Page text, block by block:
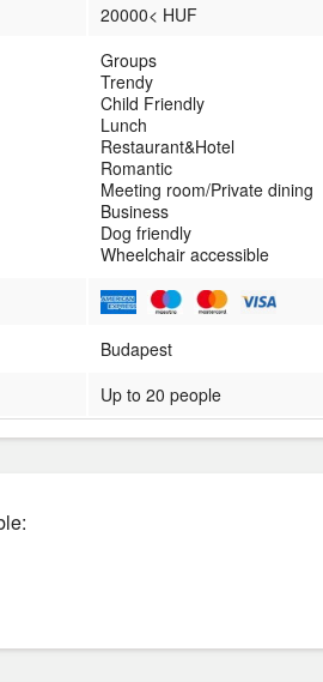
20000< HUF
Groups
Trendy
Child Friendly
Lunch
Restaurant&Hotel
Romantic
Meeting room/Private dining
Business
Dog friendly
Wheelchair accessible
Budapest
Up to 20 people